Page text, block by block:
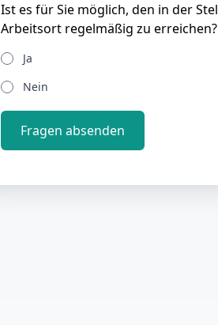
Ist es für Sie möglich, den in der
Arbeitsort regelmäßig zu erreichen?
Ja
Nein
Fragen absenden